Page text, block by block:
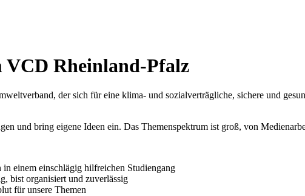
Rheinland-Pfalz
der sich für eine klima- und sozialverträgliche, sichere und
und bring eigene Ideen ein. Das Themenspektrum ist groß, von
in einem einschlägig hilfreichen Studiengang
bist organisiert und zuverlässig
für unsere Themen